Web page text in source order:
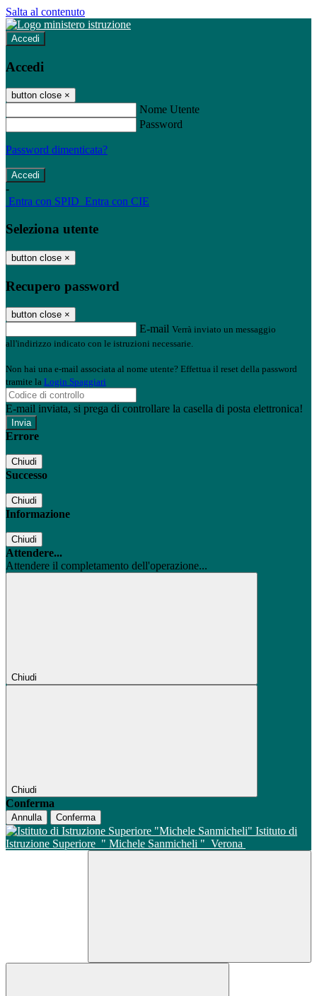
Salta al contenuto
Accedi
Accedi
button close ×
Nome Utente
Password
Password dimenticata?
-
Entra con SPID Entra con CIE
Seleziona utente
button close ×
Recupero password
button close ×
E-mail Verrà inviato un messaggio
all'indirizzo indicato con le istruzioni necessarie.
Non hai una e-mail associata al nome utente? Effettua il reset della password
tramite la Login Spaggiari
E-mail inviata, si prega di controllare la casella di posta elettronica!
Errore
Chiudi
Successo
Chiudi
Informazione
Chiudi
Attendere...
Attendere il completamento dell'operazione...
Chiudi
Chiudi
Conferma
Annulla Conferma
Istituto di
Istruzione Superiore " Michele Sanmicheli " Verona